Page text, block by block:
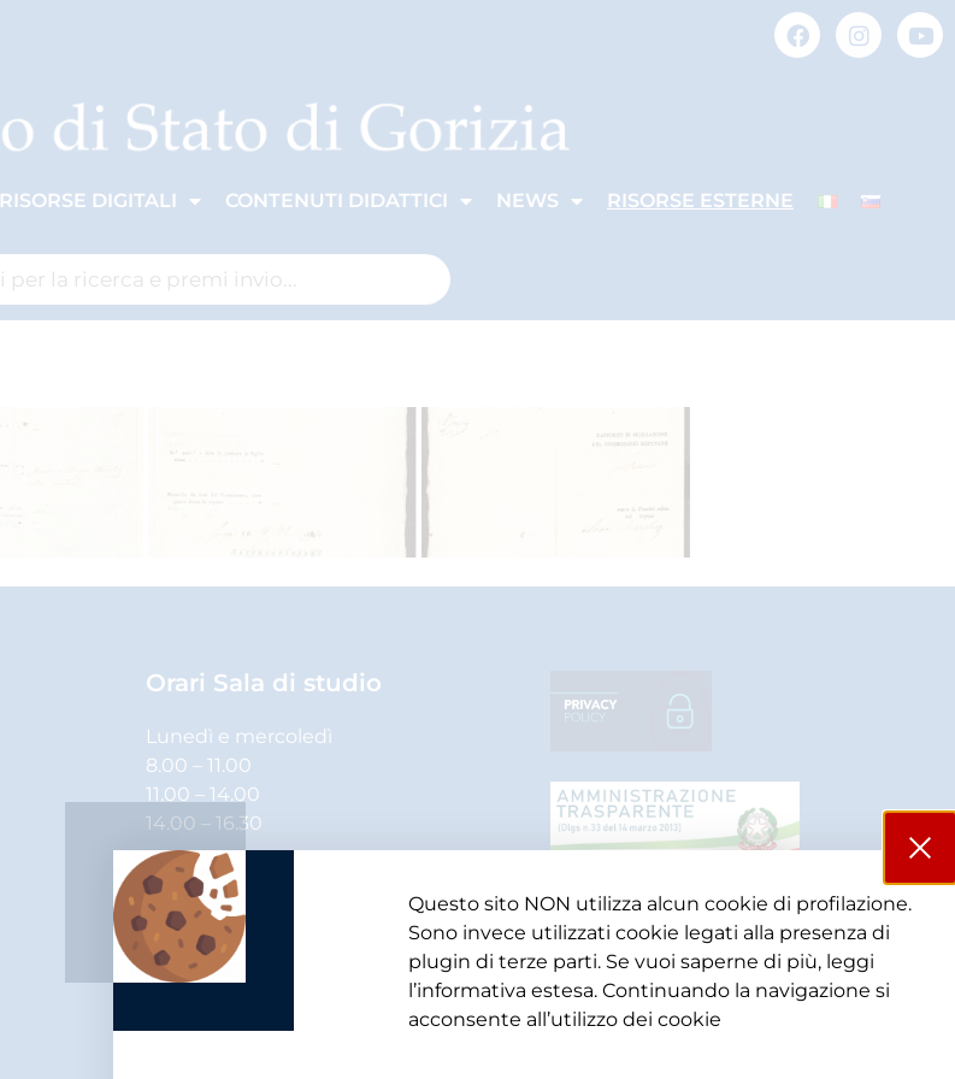
RISORSE DIGITALI CONTENUTI DIDATTICI NEWS RISORSE ESTERNE
Orari Sala di studio
Lunedì e mercoledì
8.00 – 11.00
11.00 – 14.00
14.00 – 16.30
Martedì, giovedì e venerdì
8.00 – 11.00
11.00 – 14.00
Questo sito NON utilizza alcun cookie di profilazione.
Sono invece utilizzati cookie legati alla presenza di
plugin di terze parti. Se vuoi saperne di più, leggi
l’informativa estesa. Continuando la navigazione si
acconsente all’utilizzo dei cookie​